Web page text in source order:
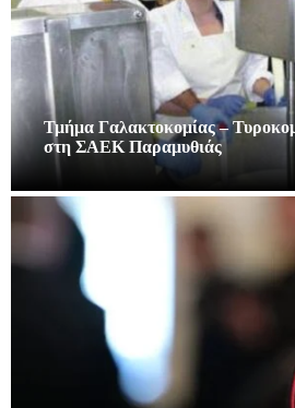
Τμήμα Γαλακτοκομίας –
στη ΣΑΕΚ Παραμυθιάς